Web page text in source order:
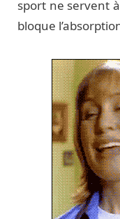
sport ne servent
bloque